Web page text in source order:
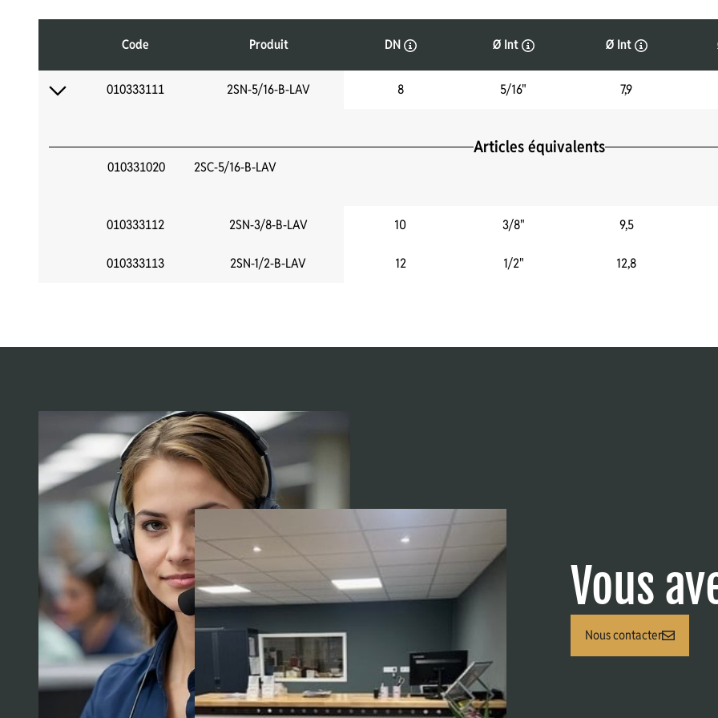
Code Produit DN Ø Int Ø Int
010333111 2SN-5/16-B-LAV 8 5/16" 7,9
Articles équivalents
010331020 2SC-5/16-B-LAV
010333112 2SN-3/8-B-LAV 10 3/8" 9,5
010333113 2SN-1/2-B-LAV 12 1/2" 12,8
Vous
Nous contacter